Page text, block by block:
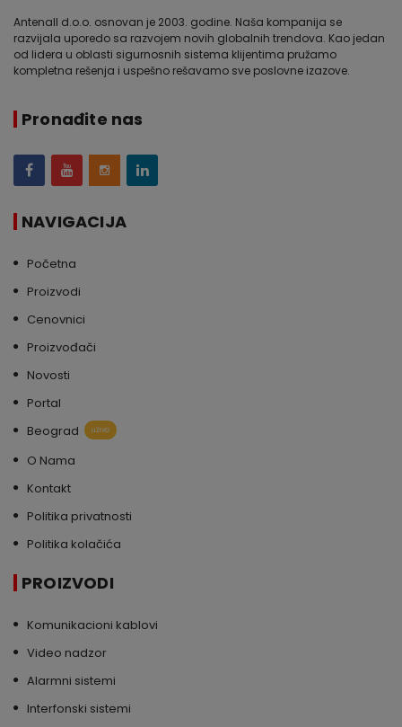
Antenall d.o.o. osnovan je 2003. godine. Naša kompanija se
razvijala uporedo sa razvojem novih globalnih trendova. Kao jedan
od lidera u oblasti sigurnosnih sistema klijentima pružamo
kompletna rešenja i uspešno rešavamo sve poslovne izazove.
Pronađite nas
NAVIGACIJA
Početna
Proizvodi
Cenovnici
Proizvođači
Novosti
Portal
Beograd
uživo
O Nama
Kontakt
Politika privatnosti
Politika kolačića
PROIZVODI
Komunikacioni kablovi
Video nadzor
Alarmni sistemi
Interfonski sistemi